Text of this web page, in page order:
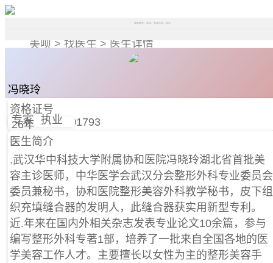
搜索医院、医生、美容项目、部位
美呗 > 找医生 > 医生详情
冯晓玲
副主任医师
专家 执业
26年
资格证号
110420000001793
医生简介
.武汉华中科技大学附属协和医院冯晓玲湖北省首批美
容主诊医师，中华医学会武汉分会整形外科专业委员会
委员兼秘书，协和医院整形美容外科教学秘书，皮下组
织充填缝合器的发明人，此缝合器获实用新型专利。
近.年来在国内外相关杂志发表专业论文10余篇，参与
编写整形外科专著1部，培养了一批来自全国各地的医
学美容工作人才。主要擅长以女性为主的整形美容手